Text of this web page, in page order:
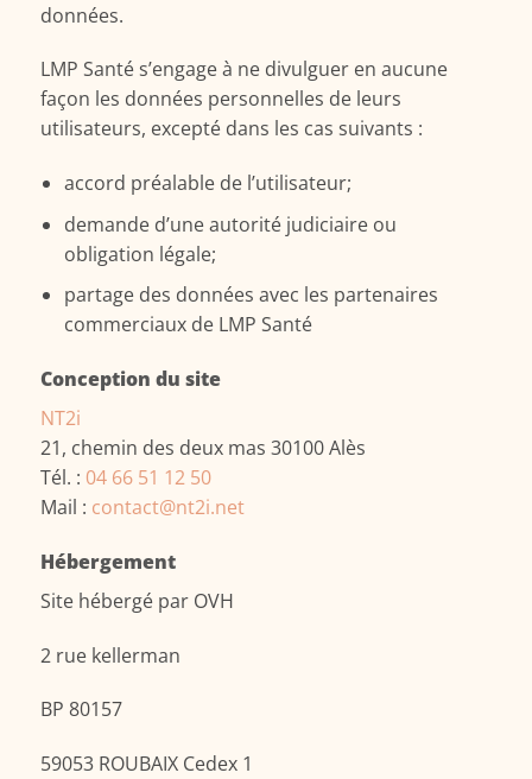
données.
LMP Santé s’engage à ne divulguer en aucune
façon les données personnelles de leurs
utilisateurs, excepté dans les cas suivants :
accord préalable de l’utilisateur;
demande d’une autorité judiciaire ou
obligation légale;
partage des données avec les partenaires
commerciaux de LMP Santé
Conception du site
NT2i
21, chemin des deux mas 30100 Alès
Tél. : 04 66 51 12 50
Mail : contact@nt2i.net
Hébergement
Site hébergé par OVH
2 rue kellerman
BP 80157
59053 ROUBAIX Cedex 1